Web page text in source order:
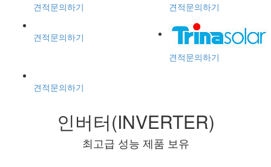
견적문의하기 견적문의하기
견적문의하기
견적문의하기
견적문의하기
인버터(INVERTER)
최고급 성능 제품 보유